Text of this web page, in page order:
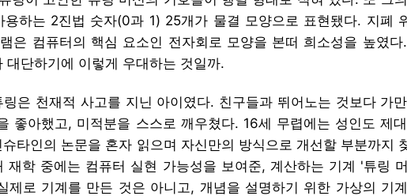
용하는 2진법 숫자(0과 1) 25개가 물결 모양으로 표현됐다. 지폐
은 컴퓨터의 핵심 요소인 전자회로 모양을 본떠 희소성을 높였다
대단하기에 이렇게 우대하는 것일까.
링은 천재적 사고를 지닌 아이였다. 친구들과 뛰어노는 것보다 가
좋아했고, 미적분을 스스로 깨우쳤다. 16세 무렵에는 성인도 제
타인의 논문을 혼자 읽으며 자신만의 방식으로 개선할 부분까지
재학 중에는 컴퓨터 실현 가능성을 보여준, 계산하는 기계 '튜링
제로 기계를 만든 것은 아니고, 개념을 설명하기 위한 가상의 기